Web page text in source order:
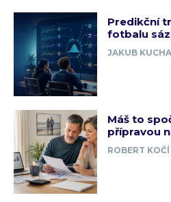
Predikční
fotbalu
JAKUB
Máš to
přípravou
ROBERT KOČÍ